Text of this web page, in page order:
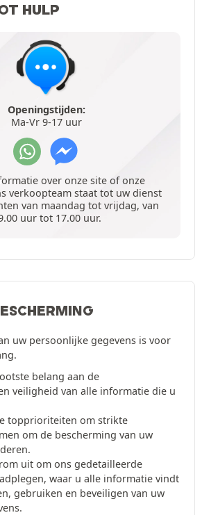
HULP
Openingstijden:
Ma-Vr 9-17 uur
over onze site of onze
verkoopteam staat tot uw dienst
van maandag tot vrijdag, van
uur tot 17.00 uur.
uw persoonlijke gegevens is voor
belang aan de
veiligheid van alle informatie die u
topprioriteiten om strikte
om de bescherming van uw
uit om ons gedetailleerde
waar u alle informatie vindt
gebruiken en beveiligen van uw